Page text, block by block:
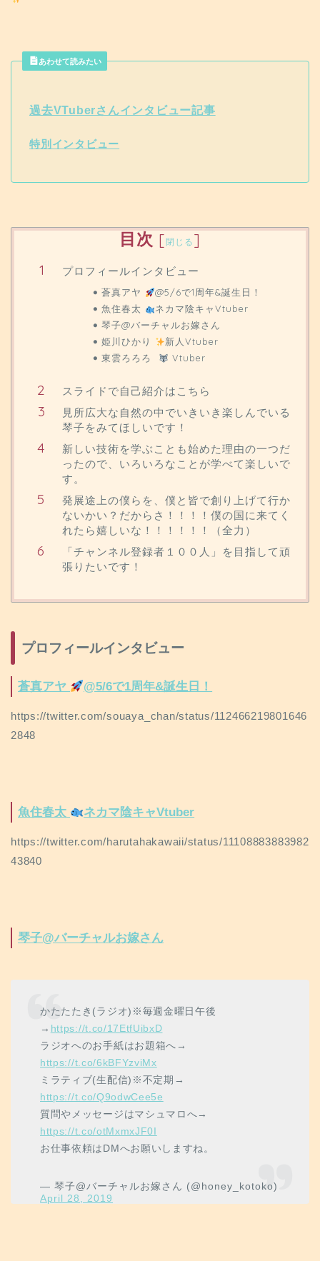
あわせて読みたい
過去VTuberさんインタビュー記事
特別インタビュー
目次 [ 閉じる ]
プロフィールインタビュー
蒼真アヤ
@5/6で1周年&誕生日！
魚住春太
ネカマ陰キャVtuber
琴子@バーチャルお嫁さん
姫川ひかり
新人Vtuber
東雲ろろろ
Vtuber
スライドで自己紹介はこちら
見所広大な自然の中でいきいき楽しんでいる
琴子をみてほしいです！
新しい技術を学ぶことも始めた理由の一つだ
ったので、いろいろなことが学べて楽しいで
す。
発展途上の僕らを、僕と皆で創り上げて行か
ないかい？だからさ！！！！僕の国に来てく
れたら嬉しいな！！！！！！（全力）
「チャンネル登録者１００人」を目指して頑
張りたいです！
プロフィールインタビュー
蒼真アヤ @5/6で1周年&誕生日！
https://twitter.com/souaya_chan/status/112466219801646
2848
魚住春太 ネカマ陰キャVtuber
https://twitter.com/harutahakawaii/status/11108883883982
43840
琴子@バーチャルお嫁さん
かたたたき(ラジオ)※毎週金曜日午後
→ https://t.co/17EtfUibxD
ラジオへのお手紙はお題箱へ→
https://t.co/6kBFYzviMx
ミラティブ(生配信)※不定期→
https://t.co/Q9odwCee5e
質問やメッセージはマシュマロへ→
https://t.co/otMxmxJF0I
お仕事依頼はDMへお願いしますね。
— 琴子@バーチャルお嫁さん (@honey_kotoko)
April 28, 2019